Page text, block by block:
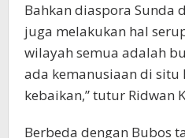
Bahkan diaspora Sunda
juga melakukan hal
wilayah semua adalah
ada kemanusiaan di
kebaikan,” tutur Ridwan
Berbeda dengan Bubos